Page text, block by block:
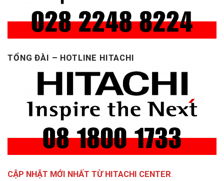
TỔNG ĐÀI – HOTLINE HITACHI
CẬP NHẬT MỚI NHẤT TỪ HITACHI CENTER.